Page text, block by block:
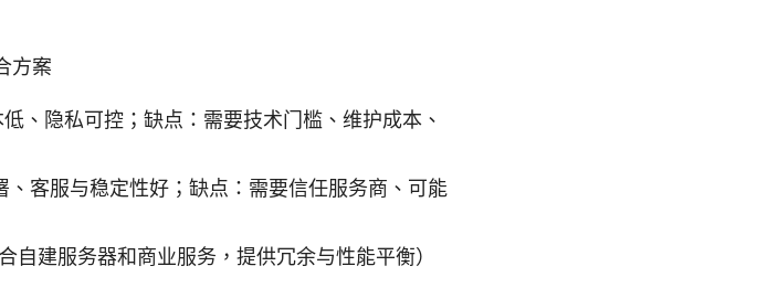
方案
、隐私可控；缺点：需要技术门槛、维护成本、
客服与稳定性好；缺点：需要信任服务商、可能
自建服务器和商业服务，提供冗余与性能平衡）